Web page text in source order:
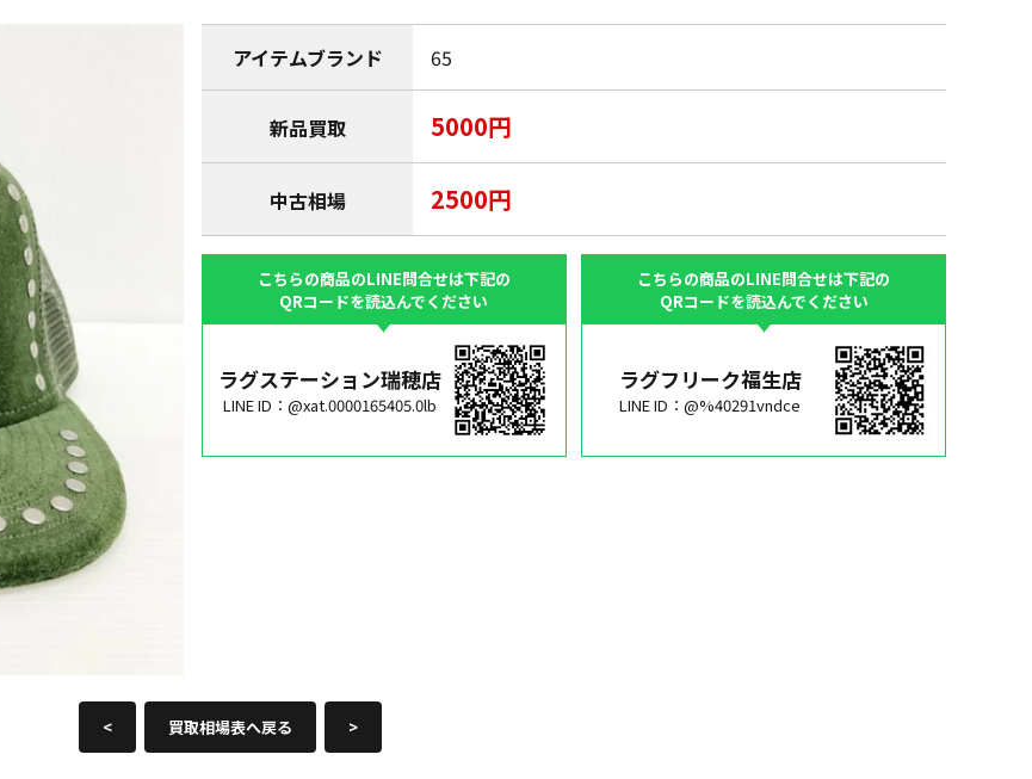
アイテムブランド 65
新品買取 5000円
中古相場 2500円
こちらの商品のLINE問合せは下記の
QRコードを読込んでください
ラグステーション瑞穂店
LINE ID：@xat.0000165405.0lb
こちらの商品のLINE問合せは下記の
QRコードを読込んでください
ラグフリーク福生店
LINE ID：@%40291vndce
< 買取相場表へ戻る >